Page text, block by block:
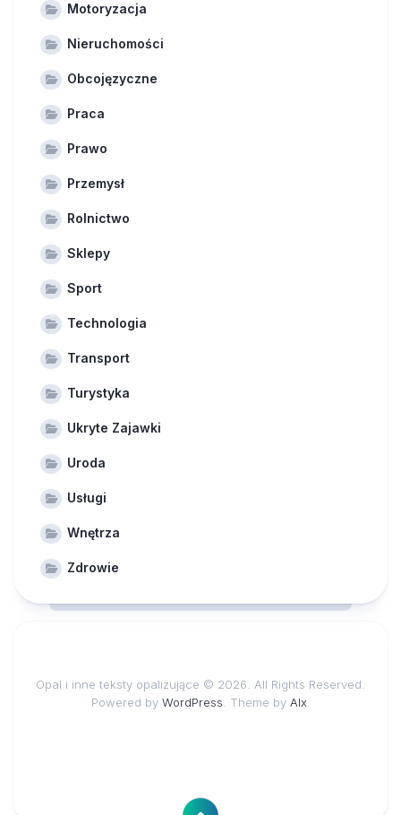
Motoryzacja
Nieruchomości
Obcojęzyczne
Praca
Prawo
Przemysł
Rolnictwo
Sklepy
Sport
Technologia
Transport
Turystyka
Ukryte Zajawki
Uroda
Usługi
Wnętrza
Zdrowie
Opal i inne teksty opalizujące © 2026. All Rights Reserved.
Powered by WordPress . Theme by Alx